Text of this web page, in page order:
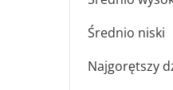
Średnio niski
Najgorętszy